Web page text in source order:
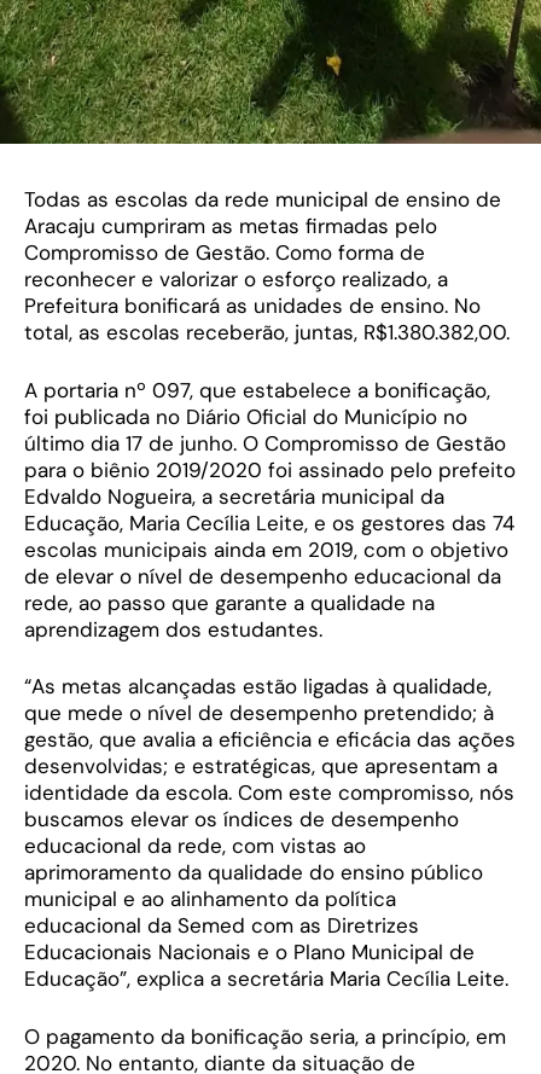
Todas as escolas da rede municipal de ensino de
Aracaju cumpriram as metas firmadas pelo
Compromisso de Gestão. Como forma de
reconhecer e valorizar o esforço realizado, a
Prefeitura bonificará as unidades de ensino. No
total, as escolas receberão, juntas, R$1.380.382,00.
A portaria nº 097, que estabelece a bonificação,
foi publicada no Diário Oficial do Município no
último dia 17 de junho. O Compromisso de Gestão
para o biênio 2019/2020 foi assinado pelo prefeito
Edvaldo Nogueira, a secretária municipal da
Educação, Maria Cecília Leite, e os gestores das 74
escolas municipais ainda em 2019, com o objetivo
de elevar o nível de desempenho educacional da
rede, ao passo que garante a qualidade na
aprendizagem dos estudantes.
“As metas alcançadas estão ligadas à qualidade,
que mede o nível de desempenho pretendido; à
gestão, que avalia a eficiência e eficácia das ações
desenvolvidas; e estratégicas, que apresentam a
identidade da escola. Com este compromisso, nós
buscamos elevar os índices de desempenho
educacional da rede, com vistas ao
aprimoramento da qualidade do ensino público
municipal e ao alinhamento da política
educacional da Semed com as Diretrizes
Educacionais Nacionais e o Plano Municipal de
Educação”, explica a secretária Maria Cecília Leite.
O pagamento da bonificação seria, a princípio, em
2020. No entanto, diante da situação de